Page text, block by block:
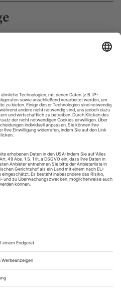
nimmt Abschied
der Ballettschule für das
Jahrzehnten Legende. Wenn
Lektionen vor ihrer Klasse
vorzeigen sah, dann
tanzte sie in diesem
a world-wide phenomenon
part of Namibia. They are
dance according to the
in the community. The
clapping and singing...